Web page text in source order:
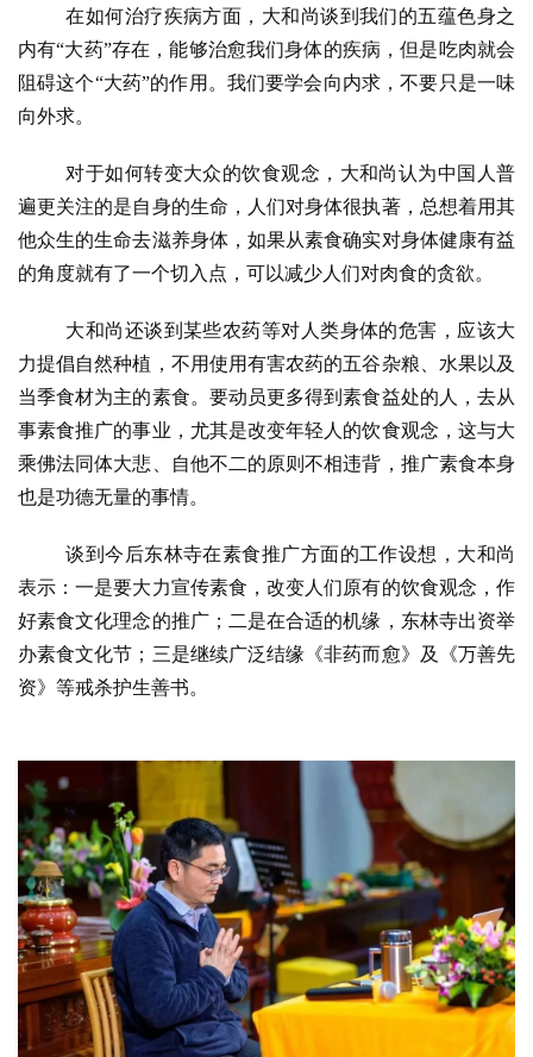
资
讯
八
点
僧
音
高
僧
访
谈
在如何治疗疾病方面，大和尚谈到我们的五蕴色身之
内有“大药”存在，能够治愈我们身体的疾病，但是吃肉就会
阻碍这个“大药”的作用。我们要学会向内求，不要只是一味
向外求。
对于如何转变大众的饮食观念，大和尚认为中国人普
遍更关注的是自身的生命，人们对身体很执著，总想着用其
他众生的生命去滋养身体，如果从素食确实对身体健康有益
的角度就有了一个切入点，可以减少人们对肉食的贪欲。
大和尚还谈到某些农药等对人类身体的危害，应该大
力提倡自然种植，不用使用有害农药的五谷杂粮、水果以及
当季食材为主的素食。要动员更多得到素食益处的人，去从
事素食推广的事业，尤其是改变年轻人的饮食观念，这与大
乘佛法同体大悲、自他不二的原则不相违背，推广素食本身
也是功德无量的事情。
谈到今后东林寺在素食推广方面的工作设想，大和尚
表示：一是要大力宣传素食，改变人们原有的饮食观念，作
好素食文化理念的推广；二是在合适的机缘，东林寺出资举
办素食文化节；三是继续广泛结缘《非药而愈》及《万善先
资》等戒杀护生善书。